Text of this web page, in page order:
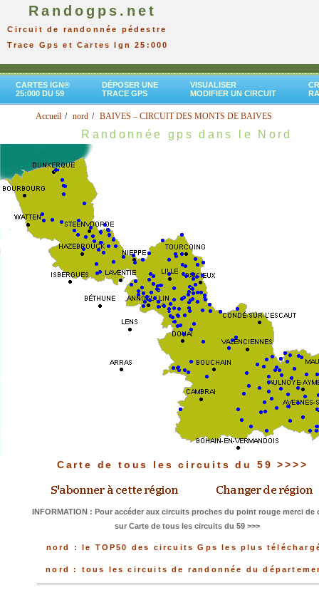
Randogps.net
Circuit de randonnée pédestre
Trace Gps et Cartes Ign 25:000
CARTES IGN®
25:000 DU 59
DÉPOSER UNE
TRACE GPS
VISUALISER
MODIFIER UN CIRCUIT
Accueil nord BAIVES – CIRCUIT DES MONTS DE BAIVES
Randonnée gps dans le Nord
Carte de tous les circuits du 59 >>>>
INFORMATION : Pour accéder aux circuits proches du point rouge merci de
sur Carte de tous les circuits du 59 >>>
nord : le TOP50 des circuits Gps les plus
nord : tous les circuits de randonnée du